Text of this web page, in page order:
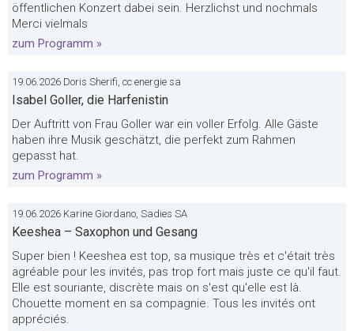
öffentlichen Konzert dabei sein. Herzlichst und nochmals
Merci vielmals
zum Programm »
19.06.2026 Doris Sherifi, cc energie sa
Isabel Goller, die Harfenistin
Der Auftritt von Frau Goller war ein voller Erfolg. Alle Gäste
haben ihre Musik geschätzt, die perfekt zum Rahmen
gepasst hat.
zum Programm »
19.06.2026 Karine Giordano, Sadies SA
Keeshea – Saxophon und Gesang
Super bien ! Keeshea est top, sa musique très et c'était très
agréable pour les invités, pas trop fort mais juste ce qu'il faut.
Elle est souriante, discrète mais on s'est qu'elle est là.
Chouette moment en sa compagnie. Tous les invités ont
appréciés.